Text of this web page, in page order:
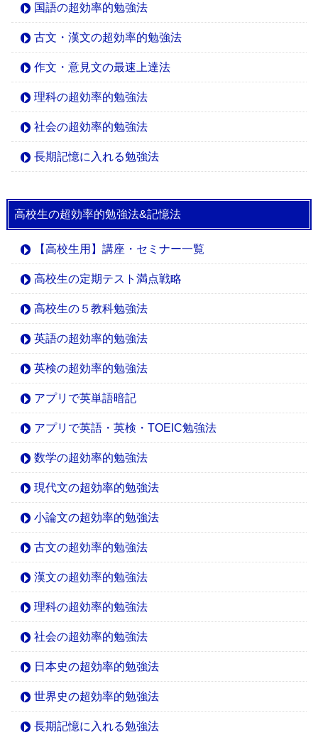
国語の超効率的勉強法
古文・漢文の超効率的勉強法
作文・意見文の最速上達法
理科の超効率的勉強法
社会の超効率的勉強法
長期記憶に入れる勉強法
高校生の超効率的勉強法&記憶法
【高校生用】講座・セミナー一覧
高校生の定期テスト満点戦略
高校生の５教科勉強法
英語の超効率的勉強法
英検の超効率的勉強法
アプリで英単語暗記
アプリで英語・英検・TOEIC勉強法
数学の超効率的勉強法
現代文の超効率的勉強法
小論文の超効率的勉強法
古文の超効率的勉強法
漢文の超効率的勉強法
理科の超効率的勉強法
社会の超効率的勉強法
日本史の超効率的勉強法
世界史の超効率的勉強法
長期記憶に入れる勉強法